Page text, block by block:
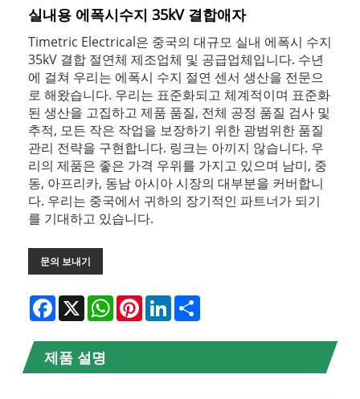
실내용 에폭시수지 35kV 결합애자
Timetric Electrical은 중국의 대규모 실내 에폭시 수지
35kV 결합 절연체 제조업체 및 공급업체입니다. 수년
에 걸쳐 우리는 에폭시 수지 절연 센서 생산을 전문으
로 해왔습니다. 우리는 표준화되고 체계적이며 표준화
된 생산을 고집하고 제품 품질, 전체 공정 품질 검사 및
추적, 모든 작은 작업을 보장하기 위한 광범위한 품질
관리 전략을 구현합니다. 링크는 아끼지 않습니다. 우
리의 제품은 좋은 가격 우위를 가지고 있으며 남미, 중
동, 아프리카, 동남 아시아 시장의 대부분을 커버합니
다. 우리는 중국에서 귀하의 장기적인 파트너가 되기
를 기대하고 있습니다.
문의 보내기
Facebook
X WhatsAppPinterestLinkedIn
제품 설명